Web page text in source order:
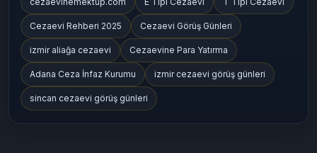
Cezaevi Rehberi 2025 Cezaevi Görüş Günleri
izmir aliağa cezaevi Cezaevine Para Yatırma
Adana Ceza İnfaz Kurumu izmir cezaevi görüş günleri
sincan cezaevi görüş günleri